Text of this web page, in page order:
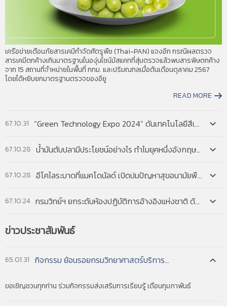
and policy.2 A second joint report, by the FTC
and the Antitrust Division of the Department of
Justice (DOJ) (forthcoming), will discuss and make
recommendations for antitrust to maintain a
proper balance with the patent system.
อ่านฉบับเต็ม
เครือข่ายเตือนภัยสารเคมีกำจัดศัตรูพืช (Thai-PAN) แจงอีก กรณีผลตรวจ
สารเคมีตกค้างเกินมาตรฐานในองุ่นไชน์มัสแคทที่สุ่มตรวจแล้วพบสารพิษตกค้าง
จาก 15 สถานที่จำหน่ายในพื้นที่ กทม. และปริมณฑลเมื่อต้นเดือนตุลาคม 2567
โดยได้หยิบยกมาตรฐานตรวจของอียู
READ MORE
67.10.31 “Green Technology Expo 2024” ดันเทคโนโลยีสีเขียว แก้โลกเดือด...
67.10.28 น้ำมันตับปลามีประโยชน์อย่างไร ทำไมยุคหนึ่งอังกฤษส่งเสริมให้เด็กกินเป็นประจำ...
67.10.28 อีโคไลระบาดที่แมคโดนัลด์ เปิดปมปัญหาสุขอนามัยพืชผักในสหรัฐฯ...
67.10.24 กรมวิทย์ฯ ยกระดับห้องปฏิบัติการอ้างอิงแห่งชาติ ด้วยระบบ AI เพิ่มความสามารถการตรวจวิเคราะห์ทางวิทยาศา...
ข่าวประชาสัมพันธ์
65.01.31 กิจกรรม ย้อนรอยกรมวิทยาศาสตร์บริการ...
ขอเชิญชวนทุกท่าน ร่วมกิจกรรมส่งเสริมการเรียนรู้ เดือนกุมภาพันธ์